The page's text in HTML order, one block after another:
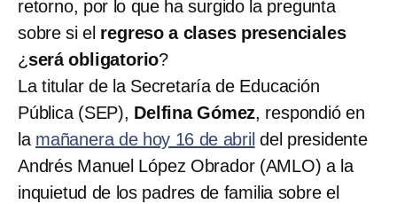
retorno, por lo que ha surgido la pregunta
sobre si el regreso a clases presenciales
¿ será obligatorio?
La titular de la Secretaría de Educación
Pública (SEP), Delfina Gómez, respondió en
la mañanera de hoy 16 de abril del presidente
Andrés Manuel López Obrador (AMLO) a la
inquietud de los padres de familia sobre el